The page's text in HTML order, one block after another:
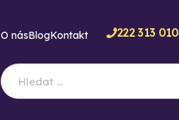
O násBlogKontakt 222 313 010